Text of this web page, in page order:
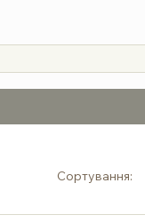
Сортування: